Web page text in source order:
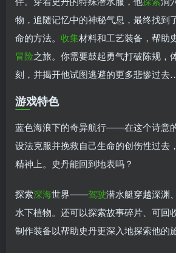
物，追随记忆中的神秘气息，最终找到
命的方法。 收集材料和工艺装备，帮助
冒险之旅。你需要鼓起勇气打破陈规，
刻，并揭开他试图逃避的更多悲惨过
游戏特色
蓝色海浪下的奇异航行——在这个诗意
设法克服并挽救自己生命的创伤性过去
精神上。史丹能回到地表吗？
探索深海世界——驾驶潜水艇穿越深渊
水下植物。还可以探索故事碎片、可回
制作装备以帮助史丹更深入地探索他的旅